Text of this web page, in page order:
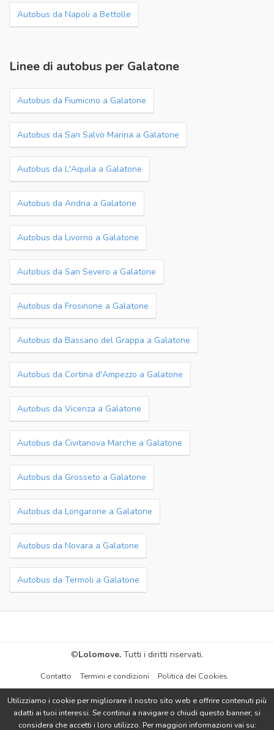
Autobus da Napoli a Bettolle
Linee di autobus per Galatone
Autobus da Fiumicino a Galatone
Autobus da San Salvo Marina a Galatone
Autobus da L'Aquila a Galatone
Autobus da Andria a Galatone
Autobus da Livorno a Galatone
Autobus da San Severo a Galatone
Autobus da Frosinone a Galatone
Autobus da Bassano del Grappa a Galatone
Autobus da Cortina d'Ampezzo a Galatone
Autobus da Vicenza a Galatone
Autobus da Civitanova Marche a Galatone
Autobus da Grosseto a Galatone
Autobus da Longarone a Galatone
Autobus da Novara a Galatone
Autobus da Termoli a Galatone
Utilizziamo i cookie per migliorare il nostro sito web e offrire contenuti più
adatti ai tuoi interessi. Se continui a navigare o chiudi questo banner, si
considera che accetti i loro utilizzo. Per maggiori informazioni vai su:
©Lolomove. Tutti i diritti riservati.
Contatto Termini e condizioni Politica dei Cookies